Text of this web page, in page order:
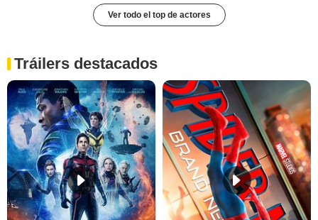
Ver todo el top de actores
Tráilers destacados